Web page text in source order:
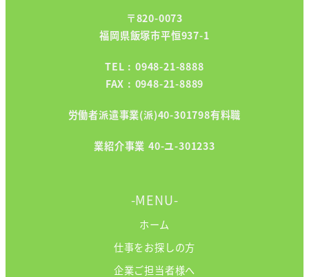
〒820-0073
福岡県飯塚市平恒937-1
TEL : 0948-21-8888
FAX : 0948-21-8889
労働者派遣事業(派)40-301798有料職
業紹介事業 40-ユ-301233
-MENU-
ホーム
仕事をお探しの方
企業ご担当者様へ